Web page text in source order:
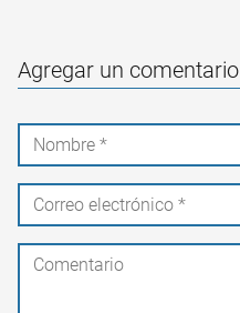
Agregar un comentario